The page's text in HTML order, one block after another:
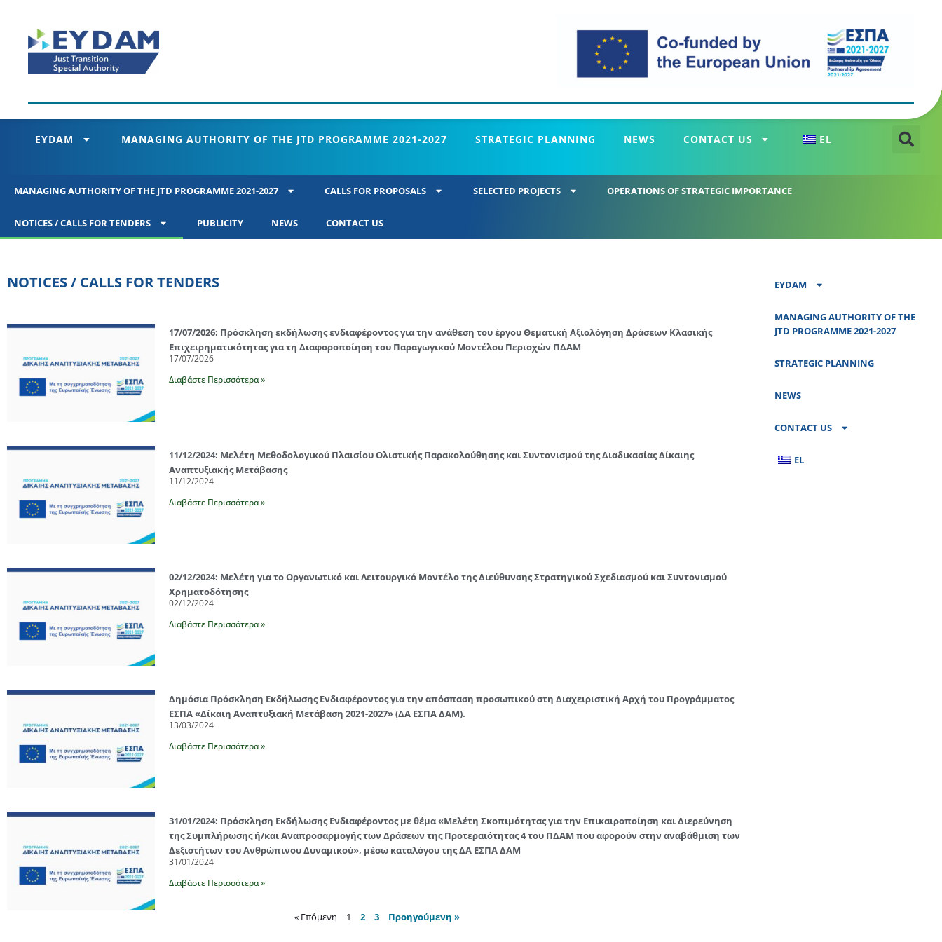
EYDAM MANAGING AUTHORITY OF THE JTD PROGRAMME 2021-2027 STRATEGIC PLANNING NEWS CONTACT US EL
MANAGING AUTHORITY OF THE JTD PROGRAMME 2021-2027 CALLS FOR PROPOSALS SELECTED PROJECTS OPERATIONS OF STRATEGIC IMPORTANCE
NOTICES / CALLS FOR TENDERS PUBLICITY NEWS CONTACT US
NOTICES / CALLS FOR TENDERS
17/07/2026: Πρόσκληση εκδήλωσης ενδιαφέροντος για την ανάθεση του έργου Θεματική Αξιολόγηση Δράσεων Κλασικής
Επιχειρηματικότητας για τη Διαφοροποίηση του Παραγωγικού Μοντέλου Περιοχών ΠΔΑΜ
17/07/2026
Διαβάστε Περισσότερα »
11/12/2024: Μελέτη Μεθοδολογικού Πλαισίου Ολιστικής Παρακολούθησης και Συντονισμού της Διαδικασίας Δίκαιης
Αναπτυξιακής Μετάβασης
11/12/2024
Διαβάστε Περισσότερα »
02/12/2024: Μελέτη για το Οργανωτικό και Λειτουργικό Μοντέλο της Διεύθυνσης Στρατηγικού Σχεδιασμού και Συντονισμού
Χρηματοδότησης
02/12/2024
Διαβάστε Περισσότερα »
Δημόσια Πρόσκληση Εκδήλωσης Ενδιαφέροντος για την απόσπαση προσωπικού στη Διαχειριστική Αρχή του Προγράμματος
ΕΣΠΑ «Δίκαιη Αναπτυξιακή Μετάβαση 2021-2027» (ΔΑ ΕΣΠΑ ΔΑΜ).
13/03/2024
Διαβάστε Περισσότερα »
31/01/2024: Πρόσκληση Εκδήλωσης Ενδιαφέροντος με θέμα «Μελέτη Σκοπιμότητας για την Επικαιροποίηση και Διερεύνηση
της Συμπλήρωσης ή/και Αναπροσαρμογής των Δράσεων της Προτεραιότητας 4 του ΠΔΑΜ που αφορούν στην αναβάθμιση των
Δεξιοτήτων του Ανθρώπινου Δυναμικού», μέσω καταλόγου της ΔΑ ΕΣΠΑ ΔΑΜ
31/01/2024
Διαβάστε Περισσότερα »
« Επόμενη 1 2 3 Προηγούμενη »
EYDAM
MANAGING AUTHORITY OF THE
JTD PROGRAMME 2021-2027
STRATEGIC PLANNING
NEWS
CONTACT US
EL